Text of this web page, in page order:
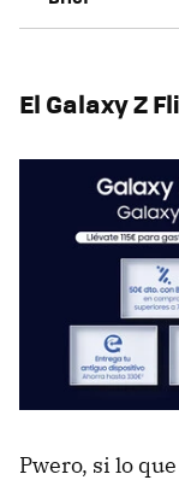
El Galaxy Z
Pwero, si lo